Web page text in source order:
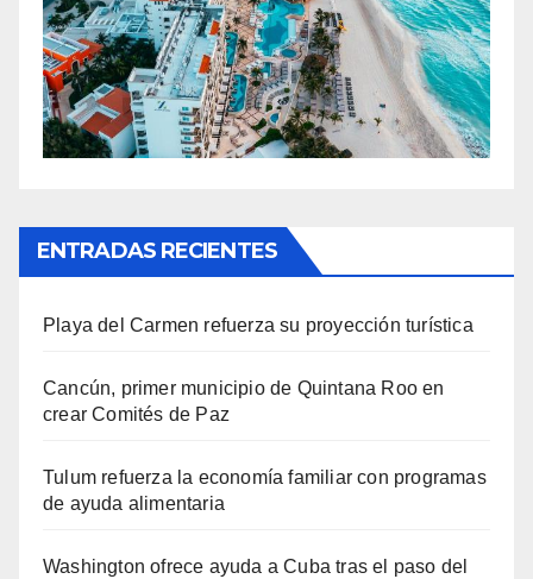
ENTRADAS RECIENTES
Playa del Carmen refuerza su proyección turística
Cancún, primer municipio de Quintana Roo en
crear Comités de Paz
Tulum refuerza la economía familiar con programas
de ayuda alimentaria
Washington ofrece ayuda a Cuba tras el paso del